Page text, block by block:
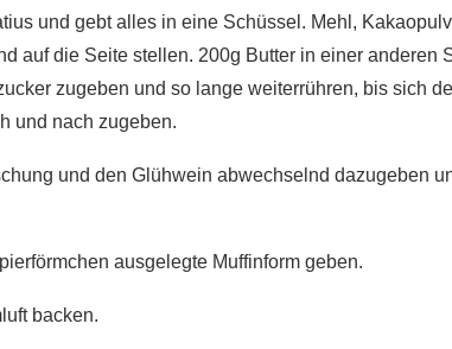
und gebt alles in eine Schüssel. Mehl,
auf die Seite stellen. 200g Butter in einer anderen
zugeben und so lange weiterrühren, bis sich
und nach zugeben.
und den Glühwein abwechselnd dazugeben
ausgelegte Muffinform geben.
backen.